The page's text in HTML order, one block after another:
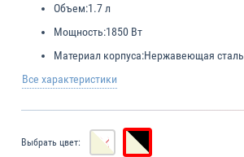
Объем:1.7 л
Мощность:1850 Вт
Материал корпуса:Нержавеющая сталь
Все характеристики
Выбрать цвет: